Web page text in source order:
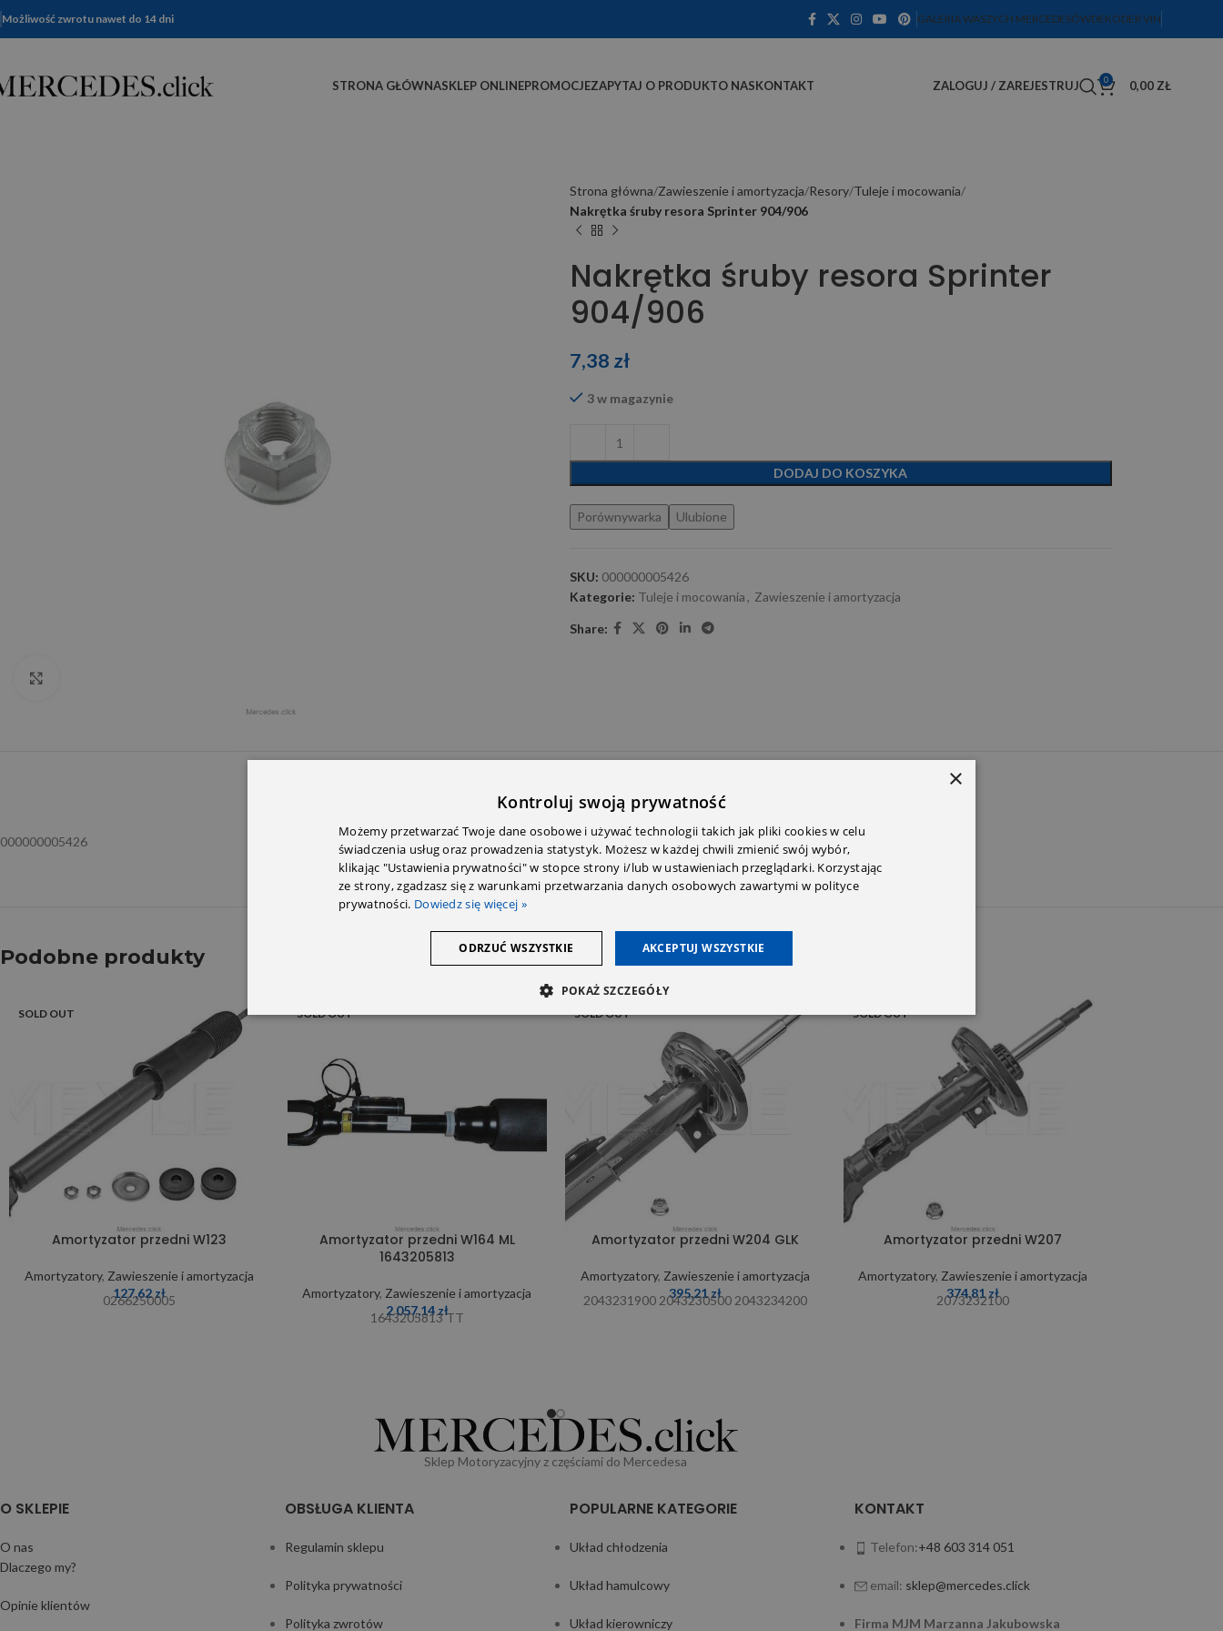
Możliwość zwrotu nawet do 14 dni GALERIA WASZYCH MERCEDESÓWDEKODER VIN
STRONA GŁÓWNASKLEP ONLINEPROMOCJEZAPYTAJ O PRODUKTO NASKONTAKT ZALOGUJ / ZAREJESTRUJ 0 0,00 ZŁ
Strona główna Zawieszenie i amortyzacja Resory Tuleje i mocowania
Nakrętka śruby resora Sprinter 904/906
Nakrętka śruby resora Sprinter
904/906
7,38 zł
3 w magazynie
DODAJ DO KOSZYKA
Porównywarka Ulubione
SKU: 000000005426
Kategorie: Tuleje i mocowania, Zawieszenie i amortyzacja
Share:
000000005426
Podobne produkty
SOLD OUT
Amortyzator przedni W123
Amortyzatory, Zawieszenie i amortyzacja
127,62 zł
0266250005
SOLD OUT
Amortyzator przedni W164 ML
1643205813
Amortyzatory, Zawieszenie i amortyzacja
2 057,14zł
1643205813 TT
SOLD OUT
Amortyzator przedni W204 GLK
Amortyzatory, Zawieszenie i amortyzacja
395,21 zł
2043231900 2043230500 2043234200
SOLD OUT
Amortyzator przedni W207
Amortyzatory, Zawieszenie i amortyzacja
374,81 zł
2073232100
Sklep Motoryzacyjny z częściami do Mercedesa
O SKLEPIE
O nas
Dlaczego my?
Opinie klientów
OBSŁUGA KLIENTA
Regulamin sklepu
Polityka prywatności
Polityka zwrotów
POPULARNE KATEGORIE
Układ chłodzenia
Układ hamulcowy
Układ kierowniczy
KONTAKT
Telefon:+48 603 314 051
email: sklep@mercedes.click
Firma MJM Marzanna Jakubowska
×
Kontroluj swoją prywatność
Możemy przetwarzać Twoje dane osobowe i używać technologii takich jak pliki cookies w celu
świadczenia usług oraz prowadzenia statystyk. Możesz w każdej chwili zmienić swój wybór,
klikając "Ustawienia prywatności" w stopce strony i/lub w ustawieniach przeglądarki. Korzystając
ze strony, zgadzasz się z warunkami przetwarzania danych osobowych zawartymi w polityce
prywatności. Dowiedz się więcej »
AKCEPTUJ WSZYSTKIE
ODRZUĆ WSZYSTKIE
POKAŻ SZCZEGÓŁY